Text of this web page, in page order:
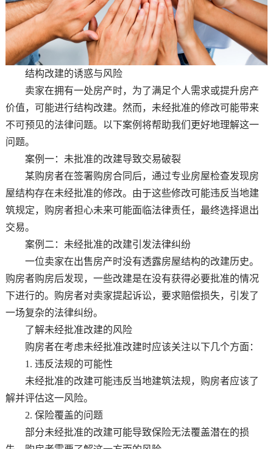
结构改建的诱惑与风险
卖家在拥有一处房产时，为了满足个人需求或提升房产
价值，可能进行结构改建。然而，未经批准的修改可能带来
不可预见的法律问题。以下案例将帮助我们更好地理解这一
问题。
案例一：未批准的改建导致交易破裂
某购房者在签署购房合同后，通过专业房屋检查发现房
屋结构存在未经批准的修改。由于这些修改可能违反当地建
筑规定，购房者担心未来可能面临法律责任，最终选择退出
交易。
案例二：未经批准的改建引发法律纠纷
一位卖家在出售房产时没有透露房屋结构的改建历史。
购房者购房后发现，一些改建是在没有获得必要批准的情况
下进行的。购房者对卖家提起诉讼，要求赔偿损失，引发了
一场复杂的法律纠纷。
了解未经批准改建的风险
购房者在考虑未经批准改建时应该关注以下几个方面：
1. 违反法规的可能性
未经批准的改建可能违反当地建筑法规，购房者应该了
解并评估这一风险。
2. 保险覆盖的问题
部分未经批准的改建可能导致保险无法覆盖潜在的损